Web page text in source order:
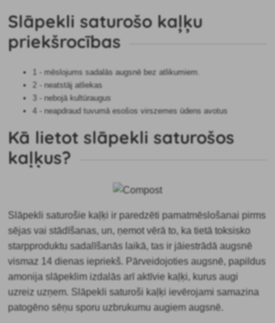
Slāpekli saturošo kaļķu
priekšrocības
1 - mēslojums sadalās augsnē bez atlikumiem.
2 - neatstāj atliekas
3 - nebojā kultūraugus
4 - neapdraud tuvumā esošos virszemes ūdens avotus
Kā lietot slāpekli saturošos
kaļķus?
Slāpekli saturošie kaļķi ir paredzētipamatmēslošanai pirms
sējas vai stādīšanas, un, ņemot vērā to, ka tietā toksisko
starpproduktu sadalīšanās laikā, tas ir jāiestrādā augsnē
vismaz 14 dienas iepriekš. Pārveidojoties augsnē, papildus
amonija slāpeklim izdalās arī aktīvie kaļķi, kurus augi
uzreiz uzņem. Slāpekli saturoši kaļķi ievērojami samazina
patogēno sēņu sporu uzbrukumu augiem augsnē.